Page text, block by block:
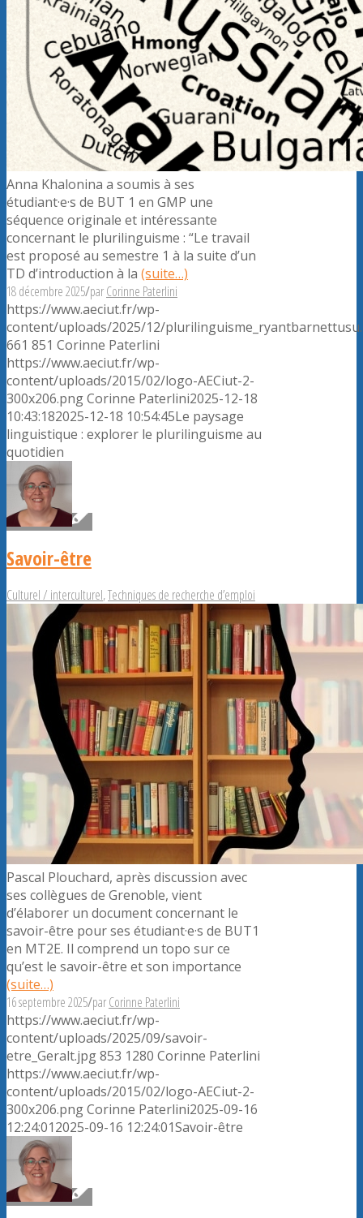
Anna Khalonina a soumis à ses
étudiant·e·s de BUT 1 en GMP une
séquence originale et intéressante
concernant le plurilinguisme : “Le travail
est proposé au semestre 1 à la suite d’un
TD d’introduction à la (suite…)
18 décembre 2025/parCorinne Paterlini
https://www.aeciut.fr/wp-
content/uploads/2025/12/
661 851 Corinne Paterlini
https://www.aeciut.fr/wp-
content/uploads/2015/02/logo-AECiut-2-
300x206.pngCorinne Paterlini2025-12-18
10:43:182025-12-18 10:54:45Le paysage
linguistique : explorer le plurilinguisme au
quotidien
Savoir-être
Culturel / interculturel,Techniques de recherche d’emploi
Pascal Plouchard, après discussion avec
ses collègues de Grenoble, vient
d’élaborer un document concernant le
savoir-être pour ses étudiant·e·s de BUT1
en MT2E. Il comprend un topo sur ce
qu’est le savoir-être et son importance
(suite…)
16 septembre 2025/parCorinne Paterlini
https://www.aeciut.fr/wp-
content/uploads/2025/09/savoir-
etre_Geralt.jpg853 1280 Corinne Paterlini
https://www.aeciut.fr/wp-
content/uploads/2015/02/logo-AECiut-2-
300x206.pngCorinne Paterlini2025-09-16
12:24:012025-09-16 12:24:01Savoir-être